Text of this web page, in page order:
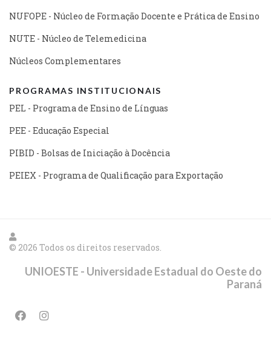
NUFOPE - Núcleo de Formação Docente e Prática de Ensino
NUTE - Núcleo de Telemedicina
Núcleos Complementares
PROGRAMAS INSTITUCIONAIS
PEL - Programa de Ensino de Línguas
PEE - Educação Especial
PIBID - Bolsas de Iniciação à Docência
PEIEX - Programa de Qualificação para Exportação
© 2026 Todos os direitos reservados.
UNIOESTE - Universidade Estadual do Oeste do
Paraná